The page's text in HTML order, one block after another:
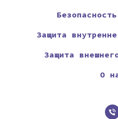
Защита
Защита
О